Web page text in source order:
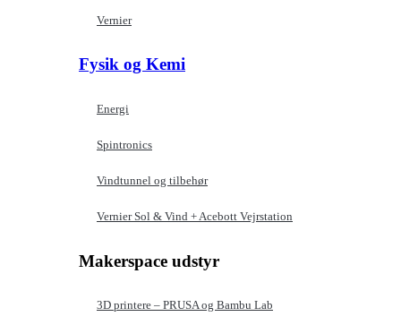
Vernier
Fysik og Kemi
Energi
Spintronics
Vindtunnel og tilbehør
Vernier Sol & Vind + Acebott Vejrstation
Makerspace udstyr
3D printere – PRUSA og Bambu Lab